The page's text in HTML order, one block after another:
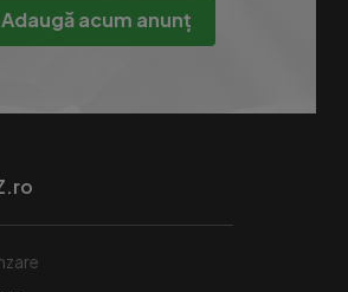
Adaugă acum anunț